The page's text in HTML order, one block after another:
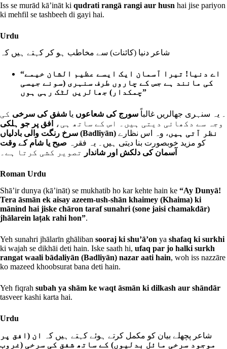
Iss se murād kā’ināt ki qudrati rangā rangi aur husn hai jise pariyon
ki mehfil se tashbeeh di gayi hai.
Urdu
“اے دنیا! تیرا آسمان ایک ایسے عظیم الشان خیمے
کی مانند ہے جس کے چاروں طرف سنہری (سونے جیسی
چمکدار) جھالریں لٹک رہی ہوں”
۔ یہ سنہری جھالریں غالباً سورج کی شعاعوں یا شفق کی سرخی کی
وجہ سے دکھائی دیتی ہیں۔ اس کے ساتھ ہی،
افق پر جو ہلکی
سرخ رنگت والی بادلیاں (Badliyān) نظر آتی ہیں، وہ اس نظارے
کو مزید خوبصورت بنا دیتی ہیں۔ یہ فقرہ صبح یا شام کے وقت
آسمان کی دلکش اور شاندار
تصویر کشی کرتا ہے۔
Roman Urdu
Shā’ir dunya (kā’ināt) se mukhatib ho kar kehte hain ke “Ay Dunyā!
Tera āsmān ek aisay azeem-ush-shān khaimey (Khaima) ki
mānind hai jiske chāron taraf sunahri (sone jaisi chamakdār)
jhālarein laṭak rahi hon”.
Yeh sunahri jhālarīn ghāliban sooraj ki shu’ā’on ya shafaq ki surkhi
ki wajah se dikhāi deti hain. Iske saath hi, ufaq par jo halki surkh
rangat waali bādaliyān (Badliyān) nazar aati hain, woh iss nazzāre
ko mazeed khoobsurat bana deti hain.
Yeh fiqrah subah ya shām ke waqt āsmān ki dilkash aur shāndār
tasveer kashi karta hai.
Urdu
شاعر پچھلے بیان کو مکمل کرتے ہوئے کہتے ہیں کہ
ان (افق پر
موجود سرخی مائل بدلیوں) کے ساتھ شفق کی سرخی (غروب